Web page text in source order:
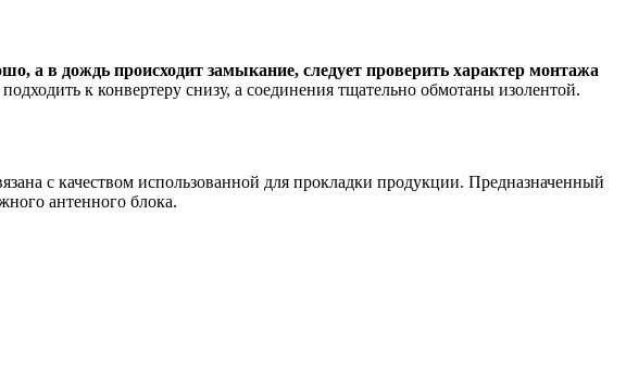
а в дождь происходит замыкание, следует проверить характер монтажа
к конвертеру снизу, а соединения тщательно обмотаны изолентой.
с качеством использованной для прокладки продукции. Предназначенный
антенного блока.